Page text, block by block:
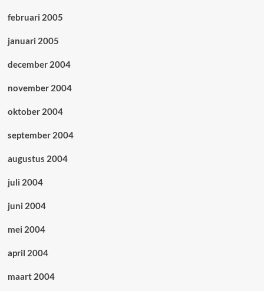
februari 2005
januari 2005
december 2004
november 2004
oktober 2004
september 2004
augustus 2004
juli 2004
juni 2004
mei 2004
april 2004
maart 2004